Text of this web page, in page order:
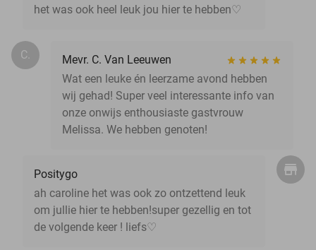
het was ook heel leuk jou hier te hebben♡
C.
Mevr. C. Van Leeuwen
Wat een leuke én leerzame avond hebben
wij gehad! Super veel interessante info van
onze onwijs enthousiaste gastvrouw
Melissa. We hebben genoten!
Positygo
ah caroline het was ook zo ontzettend leuk
om jullie hier te hebben!super gezellig en tot
de volgende keer ! liefs♡